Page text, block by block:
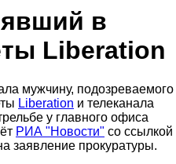
в
Liberation
мужчину, подозреваемого
Liberation и телеканала
у главного офиса
РИА "Новости" со сcылкой
заявление прокуратуры.